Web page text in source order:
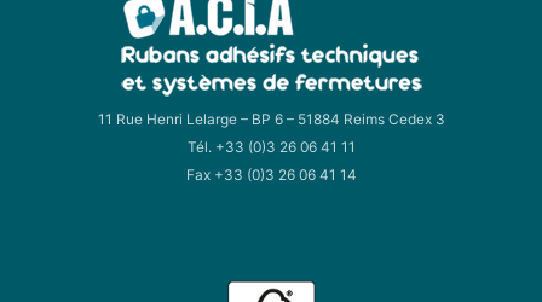
11 Rue Henri Lelarge – BP 6 – 51884 Reims Cedex 3
Tél. +33 (0)3 26 06 41 11
Fax +33 (0)3 26 06 41 14